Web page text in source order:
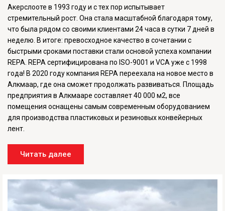
Акерслооте в 1993 году и с тех пор испытывает
стремительный рост. Она стала масштабной благодаря тому,
что была рядом со своими клиентами 24 часа в сутки 7 дней в
неделю. В итоге: превосходное качество в сочетании с
быстрыми сроками поставки стали основой успеха компании
REPA. REPA сертифицирована по ISO-9001 и VCA уже с 1998
года! В 2020 году компания REPA переехала на новое место в
Алкмаар, где она сможет продолжать развиваться. Площадь
предприятия в Алкмааре составляет 40 000 м2, все
помещения оснащены самым современным оборудованием
для производства пластиковых и резиновых конвейерных
лент.
Читать далее